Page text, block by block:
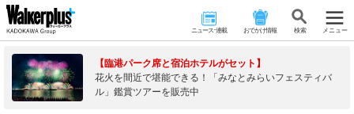
ニュース･連載 おでかけ情報 検 索 メニュー
【臨港パーク席と宿泊ホテルがセット】
花火を間近で堪能できる！「みなとみらいフェスティバ
ル」鑑賞ツアーを販売中